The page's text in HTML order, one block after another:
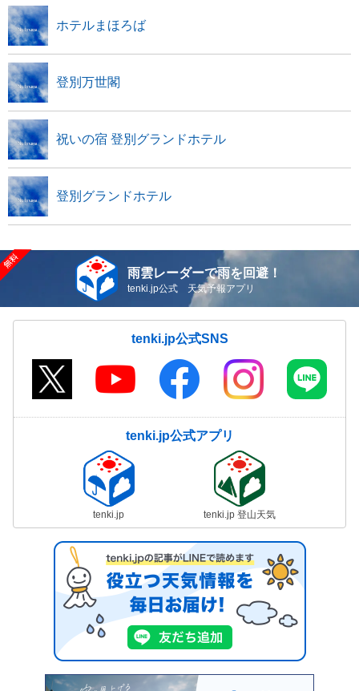
ホテルまほろば
登別万世閣
祝いの宿 登別グランドホテル
登別グランドホテル
雨雲レーダーで雨を回避！
tenki.jp公式 天気予報アプリ
tenki.jp公式SNS
tenki.jp公式アプリ
tenki.jp tenki.jp 登山天気